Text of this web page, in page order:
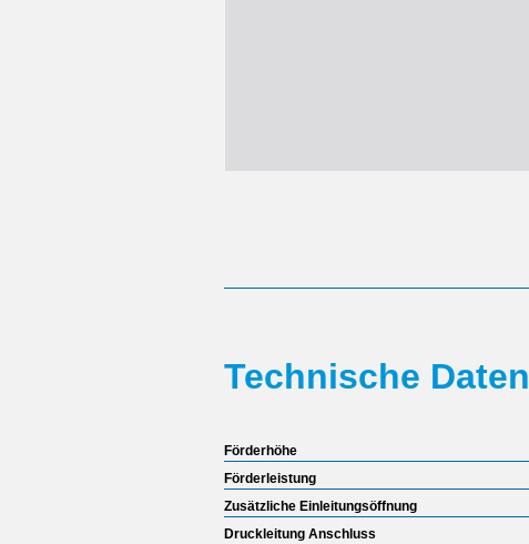
Technische Daten
Förderhöhe
Förderleistung
Zusätzliche Einleitungsöffnung
Druckleitung Anschluss